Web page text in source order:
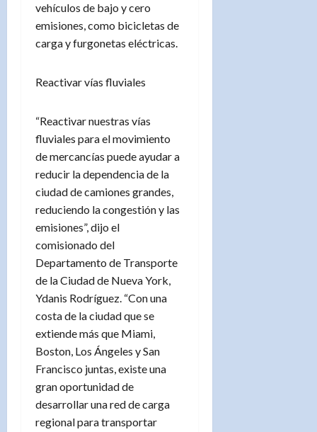
vehículos de bajo y cero
emisiones, como bicicletas de
carga y furgonetas eléctricas.
Reactivar vías fluviales
“Reactivar nuestras vías
fluviales para el movimiento
de mercancías puede ayudar a
reducir la dependencia de la
ciudad de camiones grandes,
reduciendo la congestión y las
emisiones”, dijo el
comisionado del
Departamento de Transporte
de la Ciudad de Nueva York,
Ydanis Rodríguez. “Con una
costa de la ciudad que se
extiende más que Miami,
Boston, Los Ángeles y San
Francisco juntas, existe una
gran oportunidad de
desarrollar una red de carga
regional para transportar